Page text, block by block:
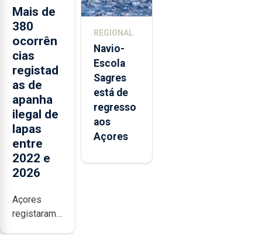
Mais de
380
ocorrên
cias
registad
as de
apanha
ilegal de
lapas
entre
2022 e
2026
Açores
registaram
postos de
REGIONAL
Navio-
Escola
Sagres
está de
regresso
aos
Açores